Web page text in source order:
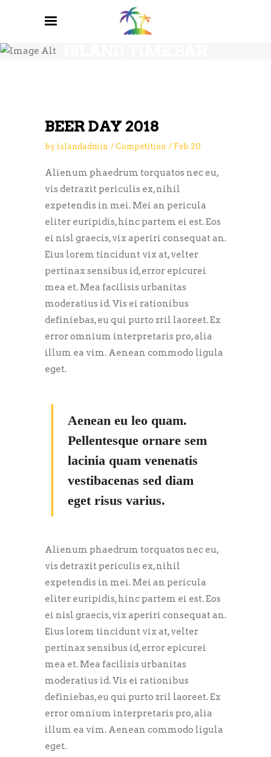
BREWERY BLOG
BEER DAY 2018
by islandadmin Competition Feb 20
Alienum phaedrum torquatos nec eu,
vis detraxit periculis ex, nihil
expetendis in mei. Mei an pericula
eliter euripidis, hinc partem ei est. Eos
ei nisl graecis, vix aperiri consequat an.
Eius lorem tincidunt vix at, velter
pertinax sensibus id, error epicurei
mea et. Mea facilisis urbanitas
moderatius id. Vis ei rationibus
definiebas, eu qui purto zril laoreet. Ex
error omnium interpretaris pro, alia
illum ea vim. Aenean commodo ligula
eget.
Aenean eu leo quam.
Pellentesque ornare sem
lacinia quam venenatis
vestibacenas sed diam
eget risus varius.
Alienum phaedrum torquatos nec eu,
vis detraxit periculis ex, nihil
expetendis in mei. Mei an pericula
eliter euripidis, hinc partem ei est. Eos
ei nisl graecis, vix aperiri consequat an.
Eius lorem tincidunt vix at, velter
pertinax sensibus id, error epicurei
mea et. Mea facilisis urbanitas
moderatius id. Vis ei rationibus
definiebas, eu qui purto zril laoreet. Ex
error omnium interpretaris pro, alia
illum ea vim. Aenean commodo ligula
eget.